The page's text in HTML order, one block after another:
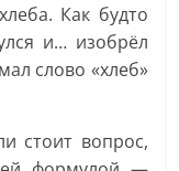
Как будто
и… изобрёл
слово «хлеб»
стоит вопрос,